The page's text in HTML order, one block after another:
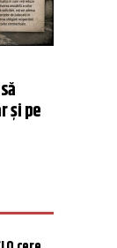
și pe